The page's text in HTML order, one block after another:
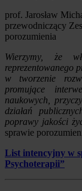
prof. Jarosław
przewodniczący
porozumienia
Wierzymy, że
reprezentowanego
w tworzenie
promujące
naukowych,
działań
poprawy jakości
sprawie
List intencyjny w
Psychoterapii”